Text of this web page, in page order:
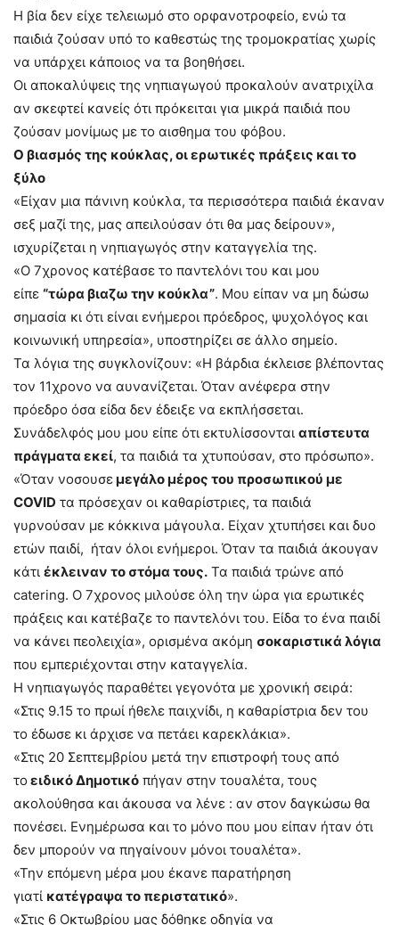
Η βία δεν είχε τελειωμό στο ορφανοτροφείο, ενώ τα
παιδιά ζούσαν υπό το καθεστώς της τρομοκρατίας χωρίς
να υπάρχει κάποιος να τα βοηθήσει.
Οι αποκαλύψεις της νηπιαγωγού προκαλούν ανατριχίλα
αν σκεφτεί κανείς ότι πρόκειται για μικρά παιδιά που
ζούσαν μονίμως με το αισθημα του φόβου.
Ο βιασμός της κούκλας, οι ερωτικές πράξεις και το
ξύλο
«Είχαν μια πάνινη κούκλα, τα περισσότερα παιδιά έκαναν
σεξ μαζί της, μας απειλούσαν ότι θα μας δείρουν»,
ισχυρίζεται η νηπιαγωγός στην καταγγελία της.
«Ο 7χρονος κατέβασε το παντελόνι του και μου
είπε “τώρα βιαζω την κούκλα”. Μου είπαν να μη δώσω
σημασία κι ότι είναι ενήμεροι πρόεδρος, ψυχολόγος και
κοινωνική υπηρεσία», υποστηρίζει σε άλλο σημείο.
Τα λόγια της συγκλονίζουν: «Η βάρδια έκλεισε βλέποντας
τον 11χρονο να αυνανίζεται. Όταν ανέφερα στην
πρόεδρο όσα είδα δεν έδειξε να εκπλήσσεται.
Συνάδελφός μου μου είπε ότι εκτυλίσσονται απίστευτα
πράγματα εκεί, τα παιδιά τα χτυπούσαν, στο πρόσωπο».
«Όταν νοσουσεμεγάλο μέρος του προσωπικού με
COVID τα πρόσεχαν οι καθαρίστριες, τα παιδιά
γυρνούσαν με κόκκινα μάγουλα. Είχαν χτυπήσει και δυο
ετών παιδί, ήταν όλοι ενήμεροι. Όταν τα παιδιά άκουγαν
κάτι έκλειναν το στόμα τους. Τα παιδιά τρώνε από
catering. Ο 7χρονος μιλούσε όλη την ώρα για ερωτικές
πράξεις και κατέβαζε το παντελόνι του. Είδα το ένα παιδί
να κάνει πεολειχία», ορισμένα ακόμη σοκαριστικά λόγια
που εμπεριέχονται στην καταγγελία.
Η νηπιαγωγός παραθέτει γεγονότα με χρονική σειρά:
«Στις 9.15 το πρωί ήθελε παιχνίδι, η καθαρίστρια δεν του
το έδωσε κι άρχισε να πετάει καρεκλάκια».
«Στις 20 Σεπτεμβρίου μετά την επιστροφή τους από
το ειδικό Δημοτικό πήγαν στην τουαλέτα, τους
ακολούθησα και άκουσα να λένε : αν στον δαγκώσω θα
πονέσει. Ενημέρωσα και το μόνο που μου είπαν ήταν ότι
δεν μπορούν να πηγαίνουν μόνοι τουαλέτα».
«Την επόμενη μέρα μου έκανε παρατήρηση
γιατί κατέγραψα το περιστατικό».
«Στις 6 Οκτωβρίου μας δόθηκε οδηγία να